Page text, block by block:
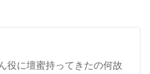
役に壇蜜持ってきたの何故